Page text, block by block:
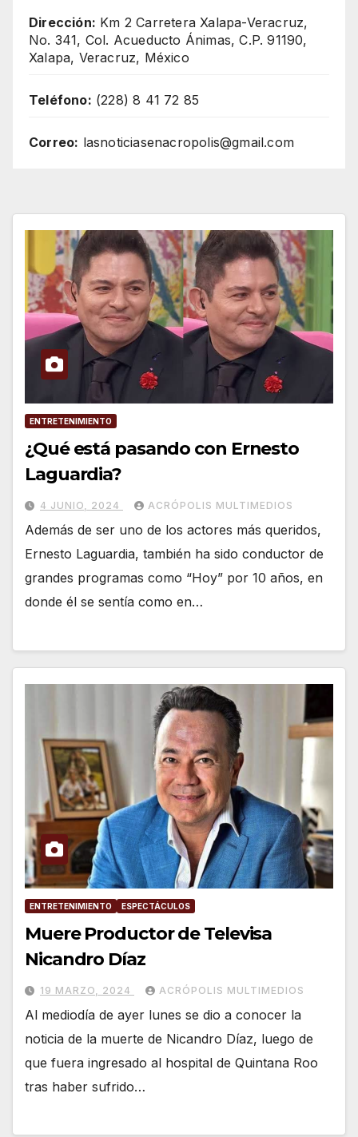
Dirección: Km 2 Carretera Xalapa-Veracruz,
No. 341, Col. Acueducto Ánimas, C.P. 91190,
Xalapa, Veracruz, México
Teléfono: (228) 8 41 72 85
Correo: lasnoticiasenacropolis@gmail.com
ENTRETENIMIENTO
¿Qué está pasando con Ernesto
Laguardia?
4 JUNIO, 2024 ACRÓPOLIS MULTIMEDIOS
Además de ser uno de los actores más queridos,
Ernesto Laguardia, también ha sido conductor de
grandes programas como “Hoy” por 10 años, en
donde él se sentía como en…
ENTRETENIMIENTO ESPECTÁCULOS
Muere Productor de Televisa
Nicandro Díaz
19 MARZO, 2024 ACRÓPOLIS MULTIMEDIOS
Al mediodía de ayer lunes se dio a conocer la
noticia de la muerte de Nicandro Díaz, luego de
que fuera ingresado al hospital de Quintana Roo
tras haber sufrido…